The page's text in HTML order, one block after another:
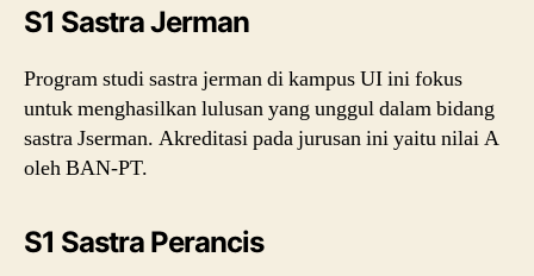
S1 Sastra Jerman
Program studi sastra jerman di kampus UI ini fokus
untuk menghasilkan lulusan yang unggul dalam bidang
sastra Jserman. Akreditasi pada jurusan ini yaitu nilai A
oleh BAN-PT.
S1 Sastra Perancis